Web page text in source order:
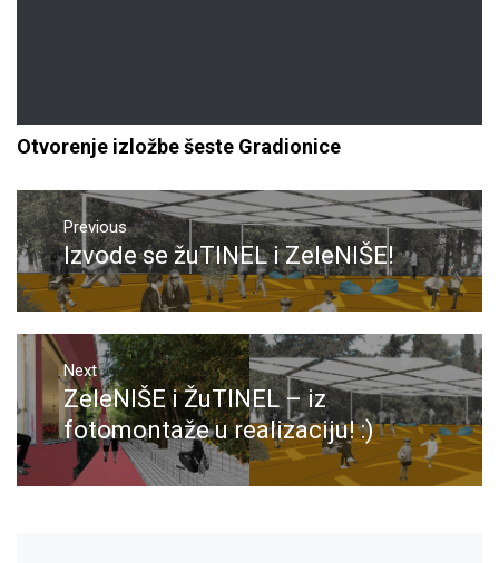
Otvorenje izložbe šeste Gradionice
Navigacija
objavaPrevious
Previous
post:
Izvode se žuTINEL i ZeleNIŠE!
Next
Next
post:
ZeleNIŠE i ŽuTINEL – iz
fotomontaže u realizaciju! :)